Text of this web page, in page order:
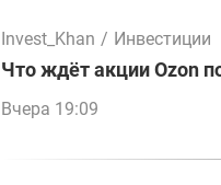
Invest_Khan / Инвестиции
Что ждёт акции Ozon
Вчера 19:09